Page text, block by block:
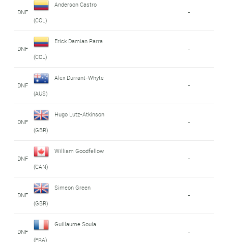
DNF
Anderson Castro
(COL)
-
DNF
Erick Damian Parra
(COL)
-
DNF
Alex Durrant-Whyte
(AUS)
-
DNF
Hugo Lutz-Atkinson
(GBR)
-
DNF
William Goodfellow
(CAN)
-
DNF
Simeon Green
(GBR)
-
DNF
Guillaume Soula
(FRA)
-